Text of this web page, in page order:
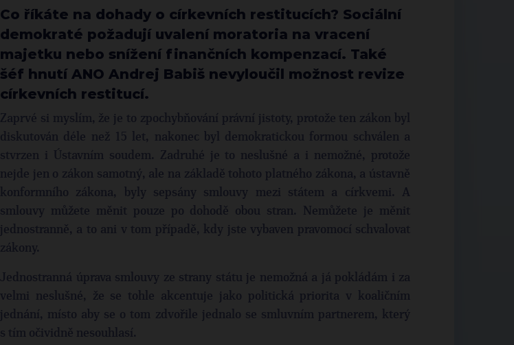
Co říkáte na dohady o církevních restitucích? Sociální
demokraté požadují uvalení moratoria na vracení
majetku nebo snížení finančních kompenzací. Také
šéf hnutí ANO Andrej Babiš nevyloučil možnost revize
církevních restitucí.
Zaprvé si myslím, že je to zpochybňování právní jistoty, protože ten zákon byl
diskutován déle než 15 let, nakonec byl demokratickou formou schválen a
stvrzen i Ústavním soudem. Zadruhé je to neslušné a i nemožné, protože
nejde jen o zákon samotný, ale na základě tohoto platného zákona, a ústavně
konformního zákona, byly sepsány smlouvy mezi státem a církvemi. A
smlouvy můžete měnit pouze po dohodě obou stran. Nemůžete je měnit
jednostranně, a to ani v tom případě, kdy jste vybaven pravomocí schvalovat
zákony.
Jednostranná úprava smlouvy ze strany státu je nemožná a já pokládám i za
velmi neslušné, že se tohle akcentuje jako politická priorita v koaličním
jednání, místo aby se o tom zdvořile jednalo se smluvním partnerem, který
s tím očividně nesouhlasí.